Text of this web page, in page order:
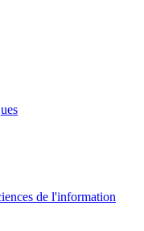
de l'information